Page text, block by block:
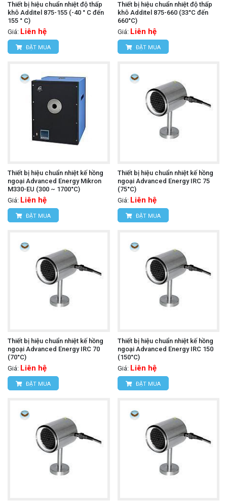
Thiết bị hiệu chuẩn nhiệt độ thấp
khô Additel 875-155 (-40 ° C đến
155 ° C)
Giá: Liên hệ
ĐẶT MUA
Thiết bị hiệu chuẩn nhiệt độ thấp
khô Additel 875-660 (33°C đến
660°C)
Giá: Liên hệ
ĐẶT MUA
Thiết bị hiệu chuẩn nhiệt kế hồng
ngoại Advanced Energy Mikron
M330-EU (300 ~ 1700°C)
Giá: Liên hệ
ĐẶT MUA
Thiết bị hiệu chuẩn nhiệt kế hồng
ngoại Advanced Energy IRC 75
(75°C)
Giá: Liên hệ
ĐẶT MUA
Thiết bị hiệu chuẩn nhiệt kế hồng
ngoại Advanced Energy IRC 70
(70°C)
Giá: Liên hệ
ĐẶT MUA
Thiết bị hiệu chuẩn nhiệt kế hồng
ngoại Advanced Energy IRC 150
(150°C)
Giá: Liên hệ
ĐẶT MUA